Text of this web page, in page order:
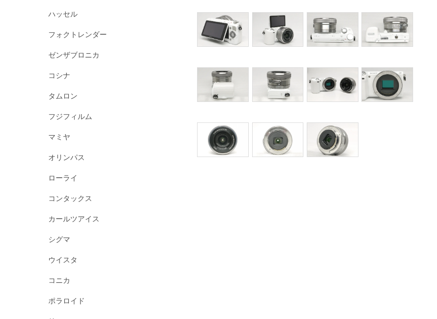
ハッセル
フォクトレンダー
ゼンザブロニカ
コシナ
タムロン
フジフィルム
マミヤ
オリンパス
ローライ
コンタックス
カールツアイス
シグマ
ウイスタ
コニカ
ポラロイド